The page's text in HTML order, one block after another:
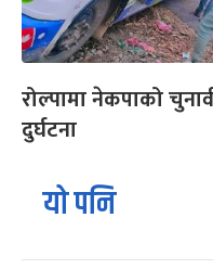
रोल्पामा नेकपाको
दुर्घटना
यो पनि